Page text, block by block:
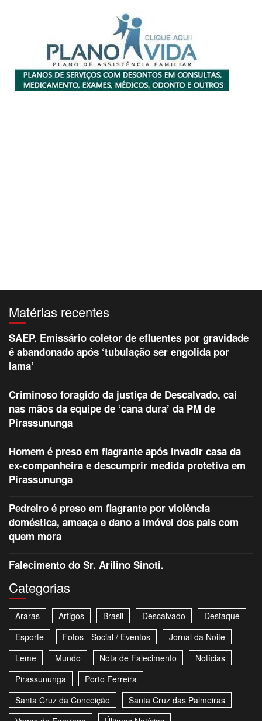
Matérias recentes
SAEP. Emissário coletor de efluentes por gravidade
é abandonado após ‘tubulação ser engolida por
lama’
Criminoso foragido da justiça de Descalvado, cai
nas mãos da equipe de ‘cana dura’ da PM de
Pirassununga
Homem é preso em flagrante após invadir casa da
ex-companheira e descumprir medida protetiva em
Pirassununga
Pedreiro é preso em flagrante por violência
doméstica, ameaça e dano a imóvel dos pais com
quem mora
Falecimento do Sr. Arilino Sinoti.
Categorias
Araras Artigos Brasil Descalvado
Destaque
Esporte
Fotos - Social / Eventos
Jornal da Noite
Leme
Mundo Nota de Falecimento
Notícias
Pirassununga
Porto Ferreira
Santa Cruz da Conceição
Santa Cruz das Palmeiras